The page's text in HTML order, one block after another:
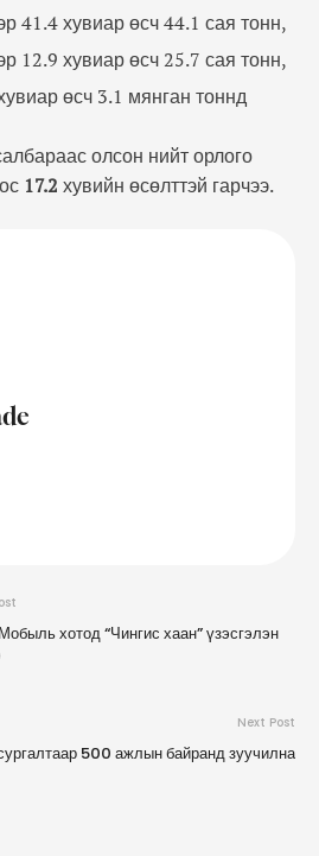
41.4 хувиар өсч 44.1 сая тонн,
12.9 хувиар өсч 25.7 сая тонн,
өсч 3.1 мянган тоннд
олсон нийт орлого
17.2 хувийн өсөлттэй гарчээ.
Next Post
500 ажлын байранд зуучилна